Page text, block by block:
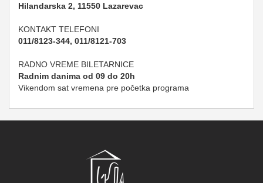
Hilandarska 2, 11550 Lazarevac
KONTAKT TELEFONI
011/8123-344, 011/8121-703
RADNO VREME BILETARNICE
Radnim danima od 09 do 20h
Vikendom sat vremena pre početka programa